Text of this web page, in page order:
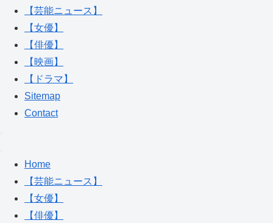
【芸能ニュース】
【女優】
【俳優】
【映画】
【ドラマ】
Sitemap
Contact
Home
【芸能ニュース】
【女優】
【俳優】